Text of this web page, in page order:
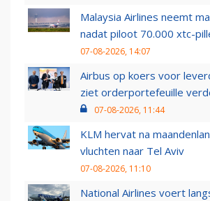
Malaysia Airlines neemt
nadat piloot 70.000 xtc-
07-08-2026, 14:07
Airbus op koers voor
ziet orderportefeuille
07-08-2026, 11:44
KLM hervat na
vluchten naar Tel Aviv
07-08-2026, 11:10
National Airlines voert